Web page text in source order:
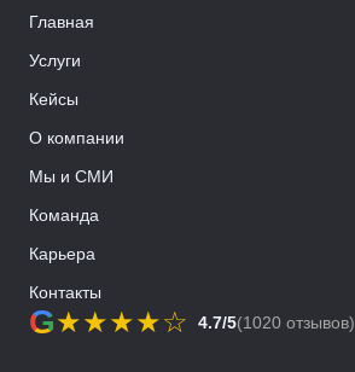
G★★★★☆ 4.7/5(1020 отзывов)
Главная
Услуги
Кейсы
О компании
Мы и СМИ
Команда
Карьера
Контакты